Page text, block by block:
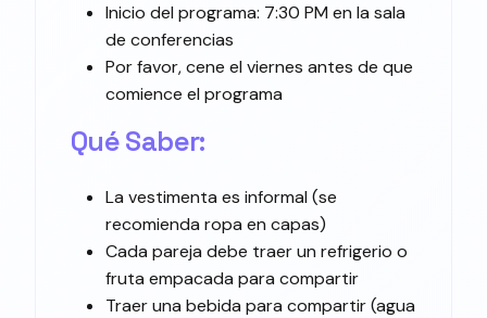
Inicio del programa: 7:30 PM en la sala
de conferencias
Por favor, cene el viernes antes de que
comience el programa
Qué Saber:
La vestimenta es informal (se
recomienda ropa en capas)
Cada pareja debe traer un refrigerio o
fruta empacada para compartir
Traer una bebida para compartir (agua